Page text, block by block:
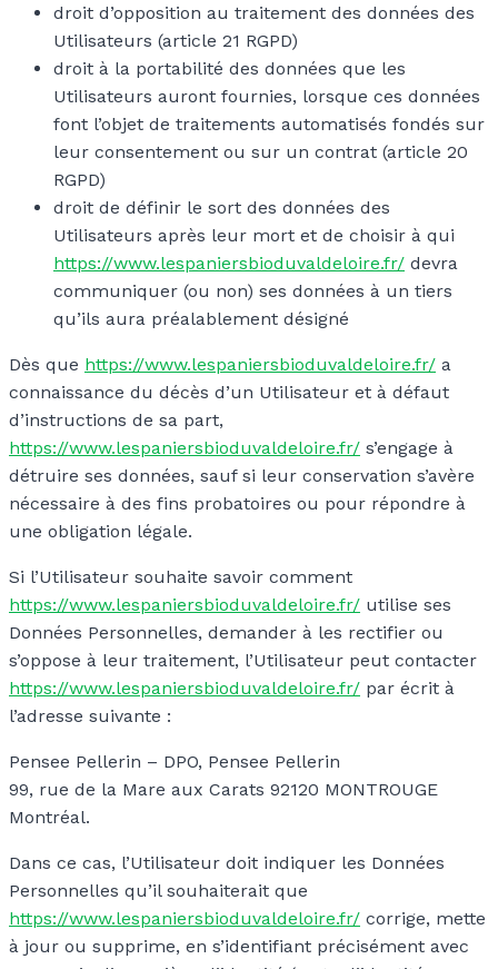
droit d’opposition au traitement des données des
Utilisateurs (article 21 RGPD)
droit à la portabilité des données que les
Utilisateurs auront fournies, lorsque ces données
font l’objet de traitements automatisés fondés sur
leur consentement ou sur un contrat (article 20
RGPD)
droit de définir le sort des données des
Utilisateurs après leur mort et de choisir à qui
https://www.lespaniersbioduvaldeloire.fr/ devra
communiquer (ou non) ses données à un tiers
qu’ils aura préalablement désigné
Dès que https://www.lespaniersbioduvaldeloire.fr/ a
connaissance du décès d’un Utilisateur et à défaut
d’instructions de sa part,
https://www.lespaniersbioduvaldeloire.fr/ s’engage à
détruire ses données, sauf si leur conservation s’avère
nécessaire à des fins probatoires ou pour répondre à
une obligation légale.
Si l’Utilisateur souhaite savoir comment
https://www.lespaniersbioduvaldeloire.fr/ utilise ses
Données Personnelles, demander à les rectifier ou
s’oppose à leur traitement, l’Utilisateur peut contacter
https://www.lespaniersbioduvaldeloire.fr/ par écrit à
l’adresse suivante :
Pensee Pellerin – DPO, Pensee Pellerin
99, rue de la Mare aux Carats 92120 MONTROUGE
Montréal.
Dans ce cas, l’Utilisateur doit indiquer les Données
Personnelles qu’il souhaiterait que
https://www.lespaniersbioduvaldeloire.fr/ corrige, mette
à jour ou supprime, en s’identifiant précisément avec